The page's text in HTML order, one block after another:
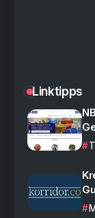
Linktipps